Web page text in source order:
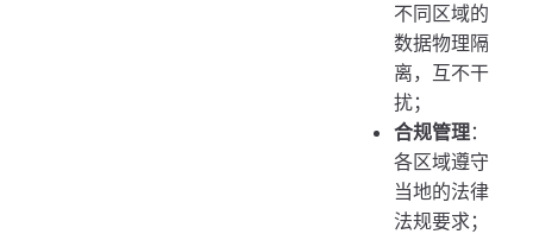
不同区域的
数据物理隔
离，互不干
扰；
合规管理：
各区域遵守
当地的法律
法规要求；